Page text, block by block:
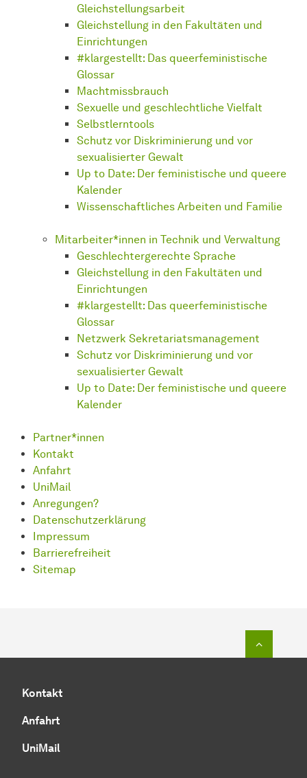
Gleichstellungsarbeit
Gleichstellung in den Fakultäten und
Einrichtungen
#klargestellt: Das queerfeministische
Glossar
Machtmissbrauch
Sexuelle und geschlechtliche Vielfalt
Selbstlerntools
Schutz vor Diskriminierung und vor
sexualisierter Gewalt
Up to Date: Der feministische und queere
Kalender
Wissenschaftliches Arbeiten und Familie
Mitarbeiter*innen in Technik und Verwaltung
Geschlechtergerechte Sprache
Gleichstellung in den Fakultäten und
Einrichtungen
#klargestellt: Das queerfeministische
Glossar
Netzwerk Sekretariatsmanagement
Schutz vor Diskriminierung und vor
sexualisierter Gewalt
Up to Date: Der feministische und queere
Kalender
Partner*innen
Kontakt
Anfahrt
UniMail
Anregungen?
Datenschutzerklärung
Impressum
Barrierefreiheit
Sitemap
Kontakt
Anfahrt
UniMail